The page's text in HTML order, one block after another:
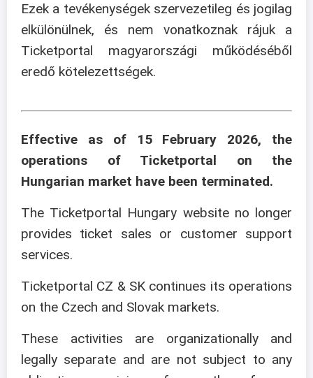
Ezek a tevékenységek szervezetileg és jogilag
elkülönülnek, és nem vonatkoznak rájuk a
Ticketportal magyarországi működéséből
eredő kötelezettségek.
Effective as of 15 February 2026, the
operations of Ticketportal on the
Hungarian market have been terminated.
The Ticketportal Hungary website no longer
provides ticket sales or customer support
services.
Ticketportal CZ & SK continues its operations
on the Czech and Slovak markets.
These activities are organizationally and
legally separate and are not subject to any